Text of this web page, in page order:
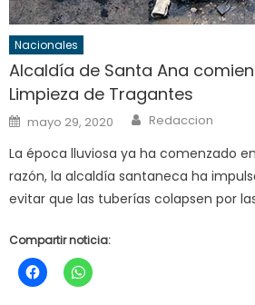
Nacionales
Alcaldía de Santa Ana
Limpieza de Tragantes
Posted
on
mayo 29, 2020 Author
Redaccion
La época lluviosa ya ha comenzado
razón, la alcaldía santaneca ha
evitar que las tuberías colapsen por
Compartir noticia: